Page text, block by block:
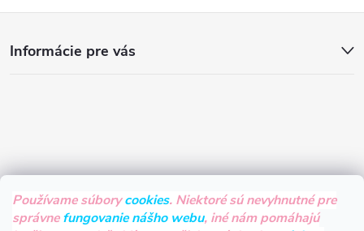
Používame súborycookies. Niektoré sú nevyhnutné pre
správnefungovanie nášho webu, iné nám pomáhajú
t
Informácie pre vás